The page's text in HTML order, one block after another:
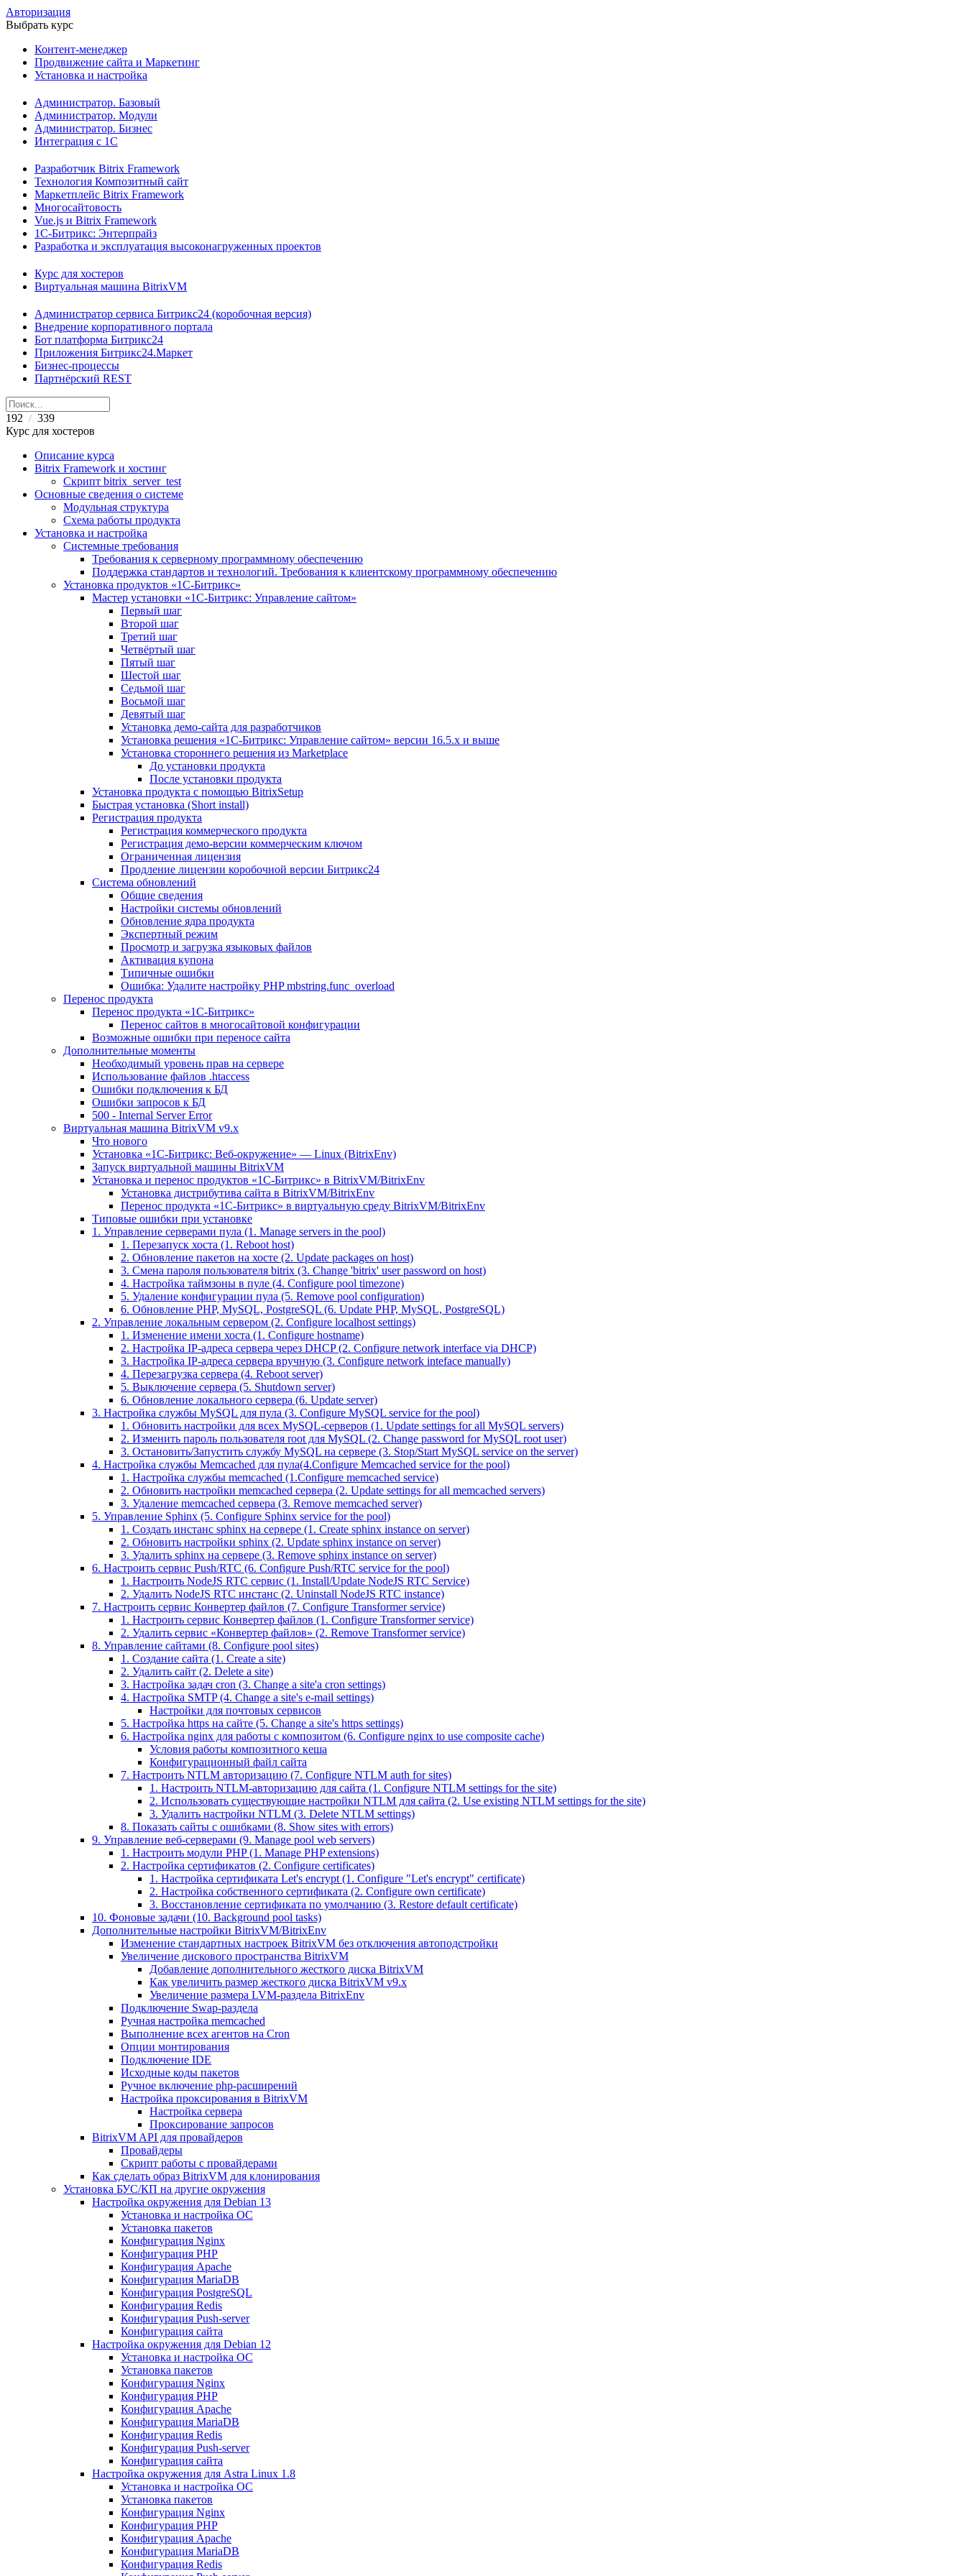
Авторизация
Выбрать курс
Контент-менеджер
Продвижение сайта и Маркетинг
Установка и настройка
Администратор. Базовый
Администратор. Модули
Администратор. Бизнес
Интеграция с 1С
Разработчик Bitrix Framework
Технология Композитный сайт
Маркетплейс Bitrix Framework
Многосайтовость
Vue.js и Bitrix Framework
1С-Битрикс: Энтерпрайз
Разработка и эксплуатация высоконагруженных проектов
Курс для хостеров
Виртуальная машина BitrixVM
Администратор сервиса Битрикс24 (коробочная версия)
Внедрение корпоративного портала
Бот платформа Битрикс24
Приложения Битрикс24.Маркет
Бизнес-процессы
Партнёрский REST
192 / 339
Курс для хостеров
Описание курса
Bitrix Framework и хостинг
Скрипт bitrix_server_test
Основные сведения о системе
Модульная структура
Схема работы продукта
Установка и настройка
Системные требования
Требования к серверному программному обеспечению
Поддержка стандартов и технологий. Требования к клиентскому программному обеспечению
Установка продуктов «1С-Битрикс»
Мастер установки «1C-Битрикс: Управление сайтом»
Первый шаг
Второй шаг
Третий шаг
Четвёртый шаг
Пятый шаг
Шестой шаг
Седьмой шаг
Восьмой шаг
Девятый шаг
Установка демо-сайта для разработчиков
Установка решения «1C-Битрикс: Управление сайтом» версии 16.5.х и выше
Установка стороннего решения из Marketplace
До установки продукта
После установки продукта
Установка продукта с помощью BitrixSetup
Быстрая установка (Short install)
Регистрация продукта
Регистрация коммерческого продукта
Регистрация демо-версии коммерческим ключом
Ограниченная лицензия
Продление лицензии коробочной версии Битрикс24
Система обновлений
Общие сведения
Настройки системы обновлений
Обновление ядра продукта
Экспертный режим
Просмотр и загрузка языковых файлов
Активация купона
Типичные ошибки
Ошибка: Удалите настройку PHP mbstring.func_overload
Перенос продукта
Перенос продукта «1C-Битрикс»
Перенос сайтов в многосайтовой конфигурации
Возможные ошибки при переносе сайта
Дополнительные моменты
Необходимый уровень прав на сервере
Использование файлов .htaccess
Ошибки подключения к БД
Ошибки запросов к БД
500 - Internal Server Error
Виртуальная машина BitrixVM v9.x
Что нового
Установка «1С-Битрикс: Веб-окружение» — Linux (BitrixEnv)
Запуск виртуальной машины BitrixVM
Установка и перенос продуктов «1С-Битрикс» в BitrixVM/BitrixEnv
Установка дистрибутива сайта в BitrixVM/BitrixEnv
Перенос продукта «1C-Битрикс» в виртуальную среду BitrixVM/BitrixEnv
Типовые ошибки при установке
1. Управление серверами пула (1. Manage servers in the pool)
1. Перезапуск хоста (1. Reboot host)
2. Обновление пакетов на хосте (2. Update packages on host)
3. Смена пароля пользователя bitrix (3. Change 'bitrix' user password on host)
4. Настройка таймзоны в пуле (4. Configure pool timezone)
5. Удаление конфигурации пула (5. Remove pool configuration)
6. Обновление PHP, MySQL, PostgreSQL (6. Update PHP, MySQL, PostgreSQL)
2. Управление локальным сервером (2. Configure localhost settings)
1. Изменение имени хоста (1. Configure hostname)
2. Настройка IP-адреса сервера через DHCP (2. Configure network interface via DHCP)
3. Настройка IP-адреса сервера вручную (3. Configure network inteface manually)
4. Перезагрузка сервера (4. Reboot server)
5. Выключение сервера (5. Shutdown server)
6. Обновление локального сервера (6. Update server)
3. Настройка службы MySQL для пула (3. Configure MySQL service for the pool)
1. Обновить настройки для всех MySQL-серверов (1. Update settings for all MySQL servers)
2. Изменить пароль пользователя root для MySQL (2. Change password for MySQL root user)
3. Остановить/Запустить службу MySQL на сервере (3. Stop/Start MySQL service on the server)
4. Настройка службы Memcached для пула(4.Configure Memcached service for the pool)
1. Настройка службы memcached (1.Configure memcached service)
2. Обновить настройки memcached сервера (2. Update settings for all memcached servers)
3. Удаление memcached сервера (3. Remove memcached server)
5. Управление Sphinx (5. Configure Sphinx service for the pool)
1. Создать инстанс sphinx на сервере (1. Create sphinx instance on server)
2. Обновить настройки sphinx (2. Update sphinx instance on server)
3. Удалить sphinx на сервере (3. Remove sphinx instance on server)
6. Настроить сервис Push/RTC (6. Configure Push/RTC service for the pool)
1. Настроить NodeJS RTC сервис (1. Install/Update NodeJS RTC Service)
2. Удалить NodeJS RTC инстанс (2. Uninstall NodeJS RTC instance)
7. Настроить сервис Конвертер файлов (7. Configure Transformer service)
1. Настроить сервис Конвертер файлов (1. Configure Transformer service)
2. Удалить сервис «Конвертер файлов» (2. Remove Transformer service)
8. Управление сайтами (8. Configure pool sites)
1. Создание сайта (1. Create a site)
2. Удалить сайт (2. Delete a site)
3. Настройка задач cron (3. Change a site'a cron settings)
4. Настройка SMTP (4. Change a site's e-mail settings)
Настройки для почтовых сервисов
5. Настройка https на сайте (5. Change a site's https settings)
6. Настройка nginx для работы с композитом (6. Configure nginx to use composite cache)
Условия работы композитного кеша
Конфигурационный файл сайта
7. Настроить NTLM авторизацию (7. Configure NTLM auth for sites)
1. Настроить NTLM-авторизацию для сайта (1. Configure NTLM settings for the site)
2. Использовать существующие настройки NTLM для сайта (2. Use existing NTLM settings for the site)
3. Удалить настройки NTLM (3. Delete NTLM settings)
8. Показать сайты с ошибками (8. Show sites with errors)
9. Управление веб-серверами (9. Manage pool web servers)
1. Настроить модули PHP (1. Manage PHP extensions)
2. Настройка сертификатов (2. Configure certificates)
1. Настройка сертификата Let's encrypt (1. Configure "Let's encrypt" certificate)
2. Настройка собственного сертификата (2. Configure own certificate)
3. Восстановление сертификата по умолчанию (3. Restore default certificate)
10. Фоновые задачи (10. Background pool tasks)
Дополнительные настройки BitrixVM/BitrixEnv
Изменение стандартных настроек BitrixVM без отключения автоподстройки
Увеличение дискового пространства BitrixVM
Добавление дополнительного жесткого диска BitrixVM
Как увеличить размер жесткого диска BitrixVM v9.x
Увеличение размера LVM-раздела BitrixEnv
Подключение Swap-раздела
Ручная настройка memcached
Выполнение всех агентов на Cron
Опции монтирования
Подключение IDE
Исходные коды пакетов
Ручное включение php-расширений
Настройка проксирования в BitrixVM
Настройка сервера
Проксирование запросов
BitrixVM API для провайдеров
Провайдеры
Скрипт работы с провайдерами
Как сделать образ BitrixVM для клонирования
Установка БУС/КП на другие окружения
Настройка окружения для Debian 13
Установка и настройка ОС
Установка пакетов
Конфигурация Nginx
Конфигурация PHP
Конфигурация Apache
Конфигурация MariaDB
Конфигурация PostgreSQL
Конфигурация Redis
Конфигурация Push-server
Конфигурация сайта
Настройка окружения для Debian 12
Установка и настройка ОС
Установка пакетов
Конфигурация Nginx
Конфигурация PHP
Конфигурация Apache
Конфигурация MariaDB
Конфигурация Redis
Конфигурация Push-server
Конфигурация сайта
Настройка окружения для Astra Linux 1.8
Установка и настройка ОС
Установка пакетов
Конфигурация Nginx
Конфигурация PHP
Конфигурация Apache
Конфигурация MariaDB
Конфигурация Redis